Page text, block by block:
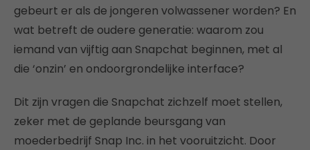
gebeurt er als de jongeren volwassener worden? En
wat betreft de oudere generatie: waarom zou
iemand van vijftig aan Snapchat beginnen, met al
die ‘onzin’ en ondoorgrondelijke interface?
Dit zijn vragen die Snapchat zichzelf moet stellen,
zeker met de geplande beursgang van
moederbedrijf Snap Inc. in het vooruitzicht. Door